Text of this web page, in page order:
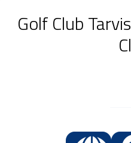
Golf Club